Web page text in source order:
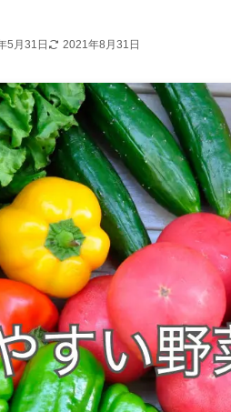
5月31日 2021年8月31日